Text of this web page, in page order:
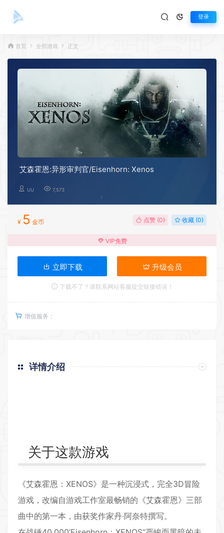
登录
首页 全部游戏 正文
艾森霍恩:异形审判官/Eisenhorn: Xenos
UU 7,573
¥ 5 金币 点赞 (0) 收藏 (0)
VIP免费
立即下载 升级会员
下载不了？请联系网站客服提交链接错误！
增值服务：
详情介绍
关于这款游戏
《艾森霍恩：XENOS》是一种沉浸式，完全3D冒险
游戏，改编自游戏工作室最畅销的《艾森霍恩》三部
曲中的第一本，由获奖作家丹·阿奈特撰写。